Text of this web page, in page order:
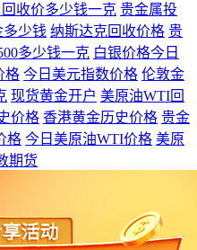
收价多少钱一克 贵金属投
少钱 纳斯达克回收价格 贵
多少钱一克 白银价格今日
格 今日美元指数价格 伦敦金
现货黄金开户 美原油WTI回
价格 香港黄金历史价格 贵金
格 今日美原油WTI价格 美原
期货